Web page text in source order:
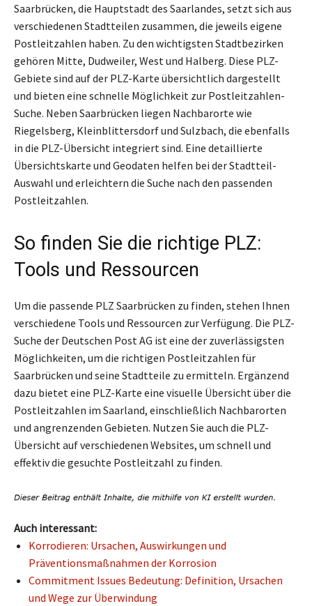
Saarbrücken, die Hauptstadt des Saarlandes, setzt sich aus
verschiedenen Stadtteilen zusammen, die jeweils eigene
Postleitzahlen haben. Zu den wichtigsten Stadtbezirken
gehören Mitte, Dudweiler, West und Halberg. Diese PLZ-
Gebiete sind auf der PLZ-Karte übersichtlich dargestellt
und bieten eine schnelle Möglichkeit zur Postleitzahlen-
Suche. Neben Saarbrücken liegen Nachbarorte wie
Riegelsberg, Kleinblittersdorf und Sulzbach, die ebenfalls
in die PLZ-Übersicht integriert sind. Eine detaillierte
Übersichtskarte und Geodaten helfen bei der Stadtteil-
Auswahl und erleichtern die Suche nach den passenden
Postleitzahlen.
So finden Sie die richtige PLZ:
Tools und Ressourcen
Um die passende PLZ Saarbrücken zu finden, stehen Ihnen
verschiedene Tools und Ressourcen zur Verfügung. Die PLZ-
Suche der Deutschen Post AG ist eine der zuverlässigsten
Möglichkeiten, um die richtigen Postleitzahlen für
Saarbrücken und seine Stadtteile zu ermitteln. Ergänzend
dazu bietet eine PLZ-Karte eine visuelle Übersicht über die
Postleitzahlen im Saarland, einschließlich Nachbarorten
und angrenzenden Gebieten. Nutzen Sie auch die PLZ-
Übersicht auf verschiedenen Websites, um schnell und
effektiv die gesuchte Postleitzahl zu finden.
Auch interessant:
Korrodieren: Ursachen, Auswirkungen und
Präventionsmaßnahmen der Korrosion
Commitment Issues Bedeutung: Definition, Ursachen
und Wege zur Überwindung